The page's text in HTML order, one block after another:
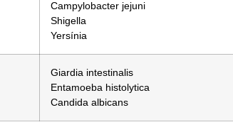
Campylobacter jejuni
Shigella
Yersínia
Giardia intestinalis
Entamoeba histolytica
Candida albicans